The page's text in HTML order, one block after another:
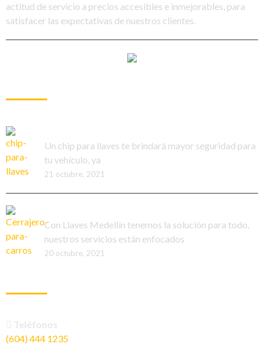
actitud de servicio a precios accesibles e inmejorables, para
satisfacer las expectativas de nuestros clientes.
Un chip para llaves te brindará mayor seguridad para
tu vehículo, ya
21 octubre, 2021
Con Llaves Medellín tenemos la solución para todo,
nuestros servicios están enfocados
20 octubre, 2021
(604) 444 1235